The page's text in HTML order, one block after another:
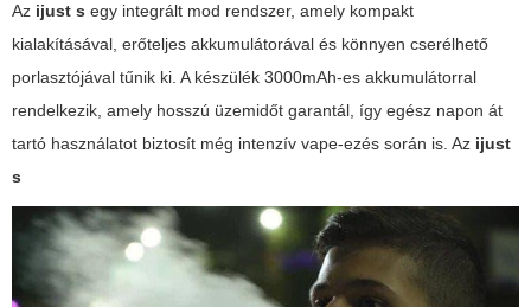
Az ijust s egy integrált mod rendszer, amely kompakt
kialakításával, erőteljes akkumulátorával és könnyen cserélhető
porlasztójával tűnik ki. A készülék 3000mAh-es akkumulátorral
rendelkezik, amely hosszú üzemidőt garantál, így egész napon át
tartó használatot biztosít még intenzív vape-ezés során is. Az ijust
s